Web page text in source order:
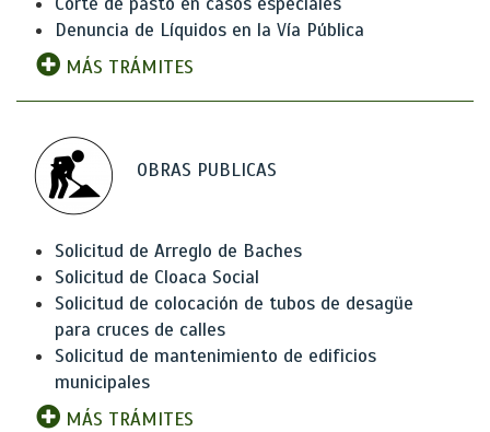
Denuncia de Líquidos en la Vía Pública
MÁS TRÁMITES
OBRAS PUBLICAS
Solicitud de Arreglo de Baches
Solicitud de Cloaca Social
Solicitud de colocación de tubos de desagüe
para cruces de calles
Solicitud de mantenimiento de edificios
municipales
MÁS TRÁMITES